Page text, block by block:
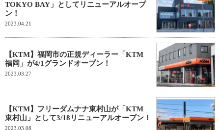
TOKYO BAY」としてリニューアルオープ
ン！
2023.04.21
【KTM】福岡市の正規ディーラー「KTM
福岡」が4/1グランドオープン！
2023.03.27
【KTM】フリーダムナナ東村山が「KTM
東村山」として3/18リニューアルオープン！
2023.03.08